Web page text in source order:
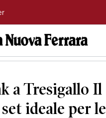
a Tresigallo Il
ideale per le